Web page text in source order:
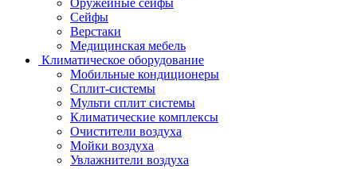
Оружейные сейфы
Сейфы
Верстаки
Медицинская мебель
Климатическое оборудование
Мобильные кондиционеры
Сплит-системы
Мульти сплит системы
Климатические комплексы
Очистители воздуха
Мойки воздуха
Увлажнители воздуха